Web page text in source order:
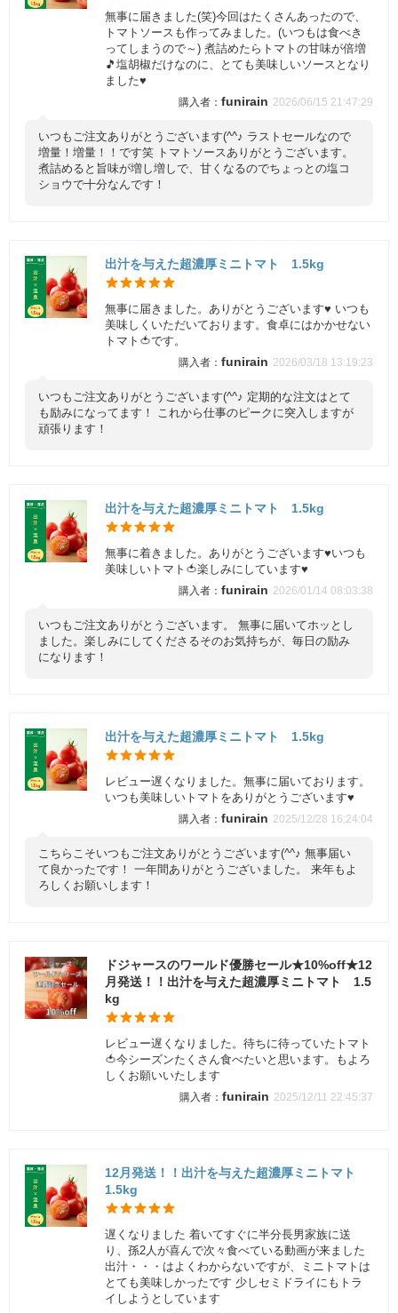
無事に届きました(笑)今回はたくさんあったので、
トマトソースも作ってみました。(いつもは食べき
ってしまうので～) 煮詰めたらトマトの甘味が倍増
🎵塩胡椒だけなのに、とても美味しいソースとなり
ました♥️
funirain 2026/06/15 21:47:29
いつもご注文ありがとうございます(^^♪ ラストセールなので
増量！増量！！です笑 トマトソースありがとうございます。
煮詰めると旨味が増し増しで、甘くなるのでちょっとの塩コ
ショウで十分なんです！
出汁を与えた超濃厚ミニトマト 1.5kg
無事に届きました。ありがとうございます♥️ いつも
美味しくいただいております。食卓にはかかせない
トマト🍅です。
funirain 2026/03/18 13:19:23
いつもご注文ありがとうございます(^^♪ 定期的な注文はとて
も励みになってます！ これから仕事のピークに突入しますが
頑張ります！
出汁を与えた超濃厚ミニトマト 1.5kg
無事に着きました。ありがとうございます♥️いつも
美味しいトマト🍅楽しみにしています♥️
funirain 2026/01/14 08:03:38
いつもご注文ありがとうございます。 無事に届いてホッとし
ました。楽しみにしてくださるそのお気持ちが、毎日の励み
になります！
出汁を与えた超濃厚ミニトマト 1.5kg
レビュー遅くなりました。無事に届いております。
いつも美味しいトマトをありがとうございます♥️
funirain 2025/12/28 16:24:04
こちらこそいつもご注文ありがとうございます(^^♪ 無事届い
て良かったです！ 一年間ありがとうございました。 来年もよ
ろしくお願いします！
ドジャースのワールド優勝セール★10%off★12
月発送！！出汁を与えた超濃厚ミニトマト 1.5
kg
レビュー遅くなりました。待ちに待っていたトマト
🍅今シーズンたくさん食べたいと思います。もよろ
しくお願いいたします
funirain 2025/12/11 22:45:37
12月発送！！出汁を与えた超濃厚ミニトマト
1.5kg
遅くなりました 着いてすぐに半分長男家族に送
り、孫2人が喜んで次々食べている動画が来ました
出汁・・・はよくわからないですが、ミニトマトは
とても美味しかったです 少しセミドライにもトラ
イしようとしています